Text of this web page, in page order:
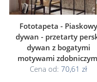
Fototapeta - Piaskowy
dywan - przetarty
dywan z bogatymi
motywami
Cena od: 70,61 zł